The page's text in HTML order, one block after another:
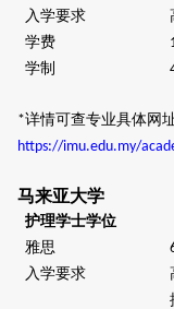
入学要求
学费
学制
*详情可查专业具体网址
https://imu.edu.my/
马来亚大学
护理学士学位
雅思
入学要求